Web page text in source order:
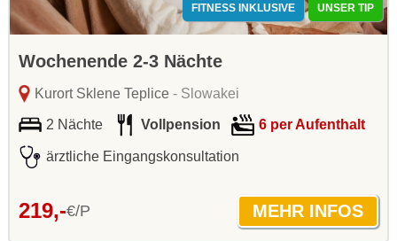
FITNESS INKLUSIVE UNSER TIP
Wochenende 2-3 Nächte
Kurort Sklene Teplice- Slowakei
2 Nächte Vollpension 6 per Aufenthalt
ärztliche Eingangskonsultation
219,-€/P